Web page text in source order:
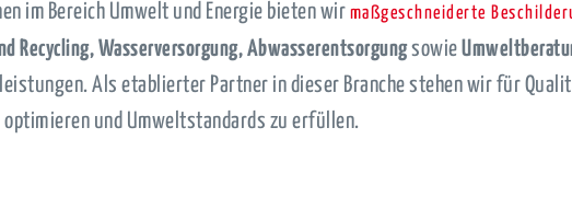
im Bereich Umwelt und Energie bieten wir maßgeschneiderte
Recycling, Wasserversorgung, Abwasserentsorgungsowie
Als etablierter Partner in dieser Branche stehen wir für
optimieren und Umweltstandards zu erfüllen.